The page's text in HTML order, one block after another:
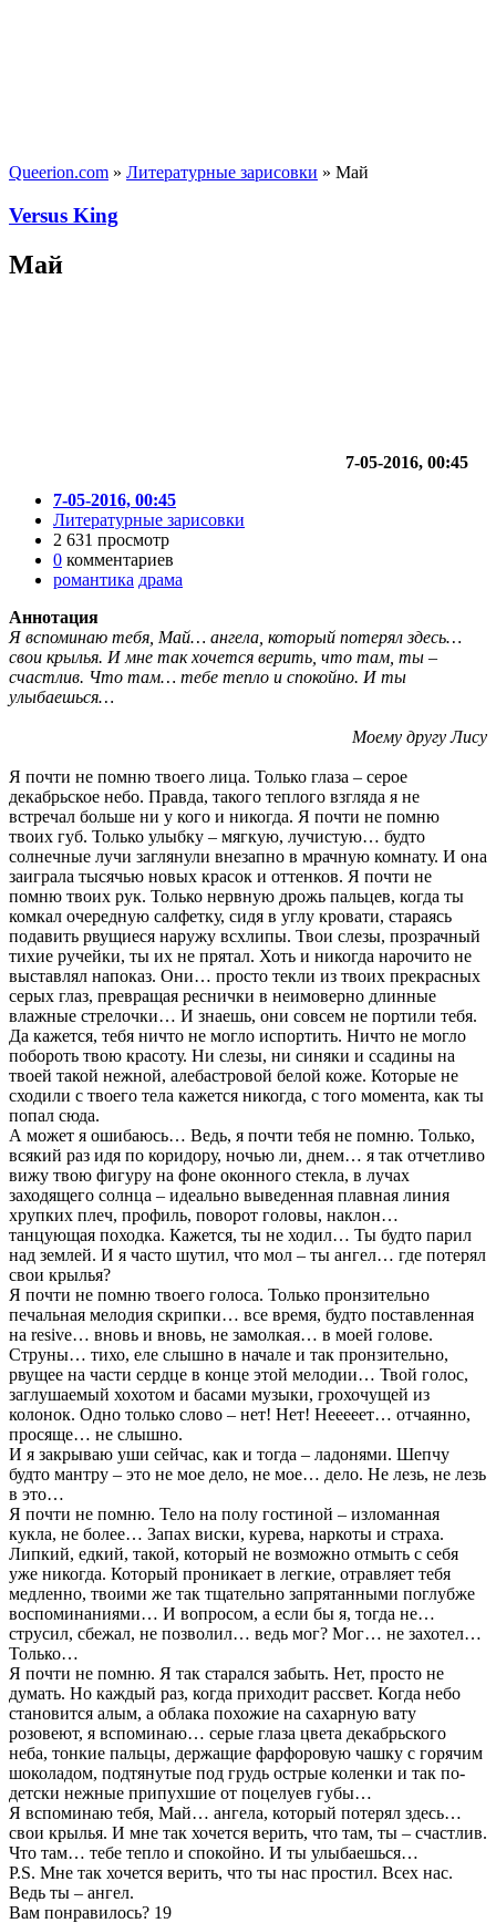
Queerion.com » Литературные зарисовки » Май
Versus King
Май
7-05-2016, 00:45
7-05-2016, 00:45
Литературные зарисовки
2 631 просмотр
0 комментариев
романтика драма
Аннотация
Я вспоминаю тебя, Май… ангела, который потерял здесь…
свои крылья. И мне так хочется верить, что там, ты –
счастлив. Что там… тебе тепло и спокойно. И ты
улыбаешься…
Моему другу Лису
Я почти не помню твоего лица. Только глаза – серое
декабрьское небо. Правда, такого теплого взгляда я не
встречал больше ни у кого и никогда. Я почти не помню
твоих губ. Только улыбку – мягкую, лучистую… будто
солнечные лучи заглянули внезапно в мрачную комнату. И она
заиграла тысячью новых красок и оттенков. Я почти не
помню твоих рук. Только нервную дрожь пальцев, когда ты
комкал очередную салфетку, сидя в углу кровати, стараясь
подавить рвущиеся наружу всхлипы. Твои слезы, прозрачный
тихие ручейки, ты их не прятал. Хоть и никогда нарочито не
выставлял напоказ. Они… просто текли из твоих прекрасных
серых глаз, превращая реснички в неимоверно длинные
влажные стрелочки… И знаешь, они совсем не портили тебя.
Да кажется, тебя ничто не могло испортить. Ничто не могло
побороть твою красоту. Ни слезы, ни синяки и ссадины на
твоей такой нежной, алебастровой белой коже. Которые не
сходили с твоего тела кажется никогда, с того момента, как ты
попал сюда.
А может я ошибаюсь… Ведь, я почти тебя не помню. Только,
всякий раз идя по коридору, ночью ли, днем… я так отчетливо
вижу твою фигуру на фоне оконного стекла, в лучах
заходящего солнца – идеально выведенная плавная линия
хрупких плеч, профиль, поворот головы, наклон…
танцующая походка. Кажется, ты не ходил… Ты будто парил
над землей. И я часто шутил, что мол – ты ангел… где потерял
свои крылья?
Я почти не помню твоего голоса. Только пронзительно
печальная мелодия скрипки… все время, будто поставленная
на resive… вновь и вновь, не замолкая… в моей голове.
Струны… тихо, еле слышно в начале и так пронзительно,
рвущее на части сердце в конце этой мелодии… Твой голос,
заглушаемый хохотом и басами музыки, грохочущей из
колонок. Одно только слово – нет! Нет! Нееееет… отчаянно,
просяще… не слышно.
И я закрываю уши сейчас, как и тогда – ладонями. Шепчу
будто мантру – это не мое дело, не мое… дело. Не лезь, не лезь
в это…
Я почти не помню. Тело на полу гостиной – изломанная
кукла, не более… Запах виски, курева, наркоты и страха.
Липкий, едкий, такой, который не возможно отмыть с себя
уже никогда. Который проникает в легкие, отравляет тебя
медленно, твоими же так тщательно запрятанными поглубже
воспоминаниями… И вопросом, а если бы я, тогда не…
струсил, сбежал, не позволил… ведь мог? Мог… не захотел…
Только…
Я почти не помню. Я так старался забыть. Нет, просто не
думать. Но каждый раз, когда приходит рассвет. Когда небо
становится алым, а облака похожие на сахарную вату
розовеют, я вспоминаю… серые глаза цвета декабрьского
неба, тонкие пальцы, держащие фарфоровую чашку с горячим
шоколадом, подтянутые под грудь острые коленки и так по-
детски нежные припухшие от поцелуев губы…
Я вспоминаю тебя, Май… ангела, который потерял здесь…
свои крылья. И мне так хочется верить, что там, ты – счастлив.
Что там… тебе тепло и спокойно. И ты улыбаешься…
P.S. Мне так хочется верить, что ты нас простил. Всех нас.
Ведь ты – ангел.
Вам понравилось? 19